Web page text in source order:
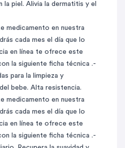
piel. Alivia la dermatitis y el
medicamento en nuestra
cada mes el día que lo
en línea te ofrece este
la siguiente ficha técnica .-
para la limpieza y
bebe. Alta resistencia.
medicamento en nuestra
cada mes el día que lo
en línea te ofrece este
la siguiente ficha técnica .-